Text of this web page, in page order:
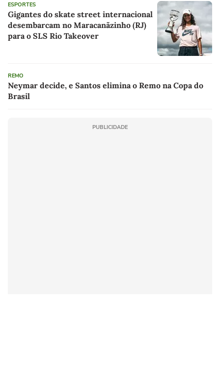
ESPORTES
Gigantes do skate street internacional
desembarcam no Maracanãzinho (RJ)
para o SLS Rio Takeover
REMO
Neymar decide, e Santos elimina o Remo na Copa do
Brasil
PUBLICIDADE